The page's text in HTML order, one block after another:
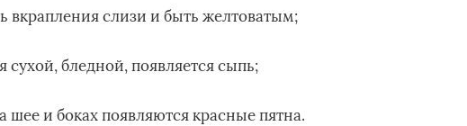
вкрапления слизи и быть желтоватым;
сухой, бледной, появляется сыпь;
и боках появляются красные пятна.